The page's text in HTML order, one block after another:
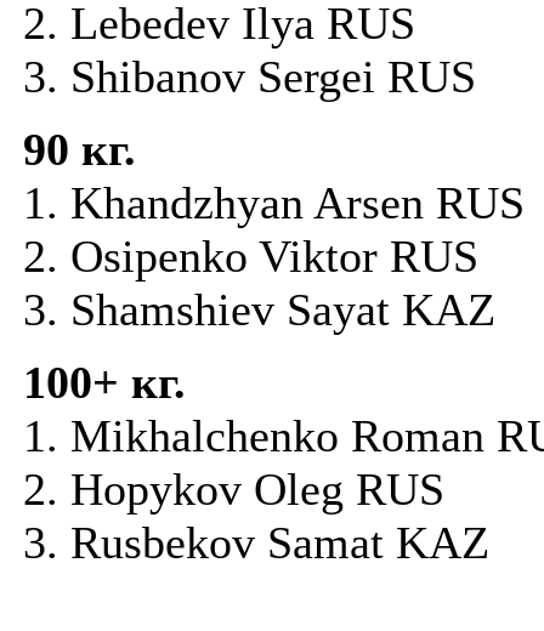
2. Lebedev Ilya RUS
3. Shibanov Sergei RUS
90 кг.
1. Khandzhyan Arsen RUS
2. Osipenko Viktor RUS
3. Shamshiev Sayat KAZ
100+ кг.
1. Mikhalchenko Roman
2. Hopykov Oleg RUS
3. Rusbekov Samat KAZ